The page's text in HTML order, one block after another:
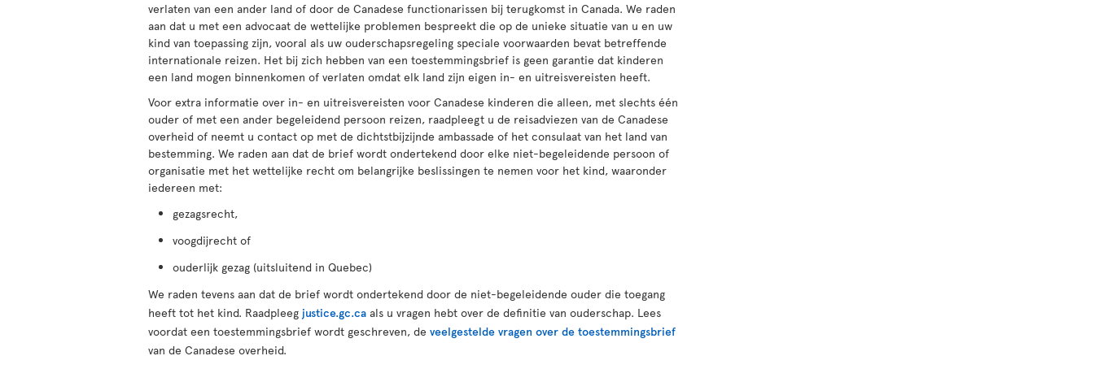
verlaten van een ander land of door de Canadese functionarissen bij terugkomst in Canada. We raden
aan dat u met een advocaat de wettelijke problemen bespreekt die op de unieke situatie van u en uw
kind van toepassing zijn, vooral als uw ouderschapsregeling speciale voorwaarden bevat betreffende
internationale reizen. Het bij zich hebben van een toestemmingsbrief is geen garantie dat kinderen
een land mogen binnenkomen of verlaten omdat elk land zijn eigen in- en uitreisvereisten heeft.
Voor extra informatie over in- en uitreisvereisten voor Canadese kinderen die alleen, met slechts één
ouder of met een ander begeleidend persoon reizen, raadpleegt u de reisadviezen van de Canadese
overheid of neemt u contact op met de dichtstbijzijnde ambassade of het consulaat van het land van
bestemming. We raden aan dat de brief wordt ondertekend door elke niet-begeleidende persoon of
organisatie met het wettelijke recht om belangrijke beslissingen te nemen voor het kind, waaronder
iedereen met:
gezagsrecht,
voogdijrecht of
ouderlijk gezag (uitsluitend in Quebec)
We raden tevens aan dat de brief wordt ondertekend door de niet-begeleidende ouder die toegang
heeft tot het kind. Raadpleeg justice.gc.ca als u vragen hebt over de definitie van ouderschap. Lees
voordat een toestemmingsbrief wordt geschreven, de veelgestelde vragen over de toestemmingsbrief
van de Canadese overheid.